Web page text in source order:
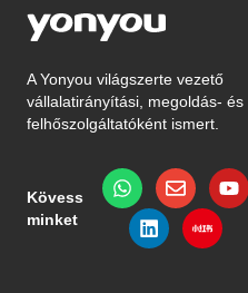
A Yonyou világszerte vezető
vállalatirányítási, megoldás- és
felhőszolgáltatóként ismert.
Kövess
minket